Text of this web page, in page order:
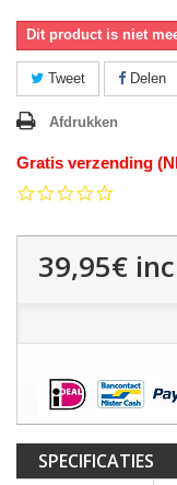
Dit product is niet
Tweet Delen
Afdrukken
Gratis verzending
39,95€
SPECIFICATIES